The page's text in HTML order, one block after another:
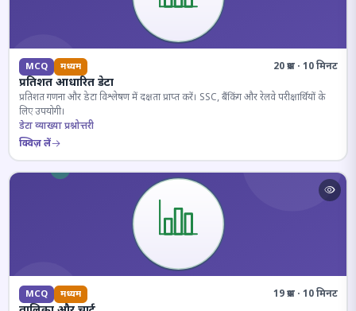
MCQ मध्यम 20 प्रश्न · 10 मिनट
प्रतिशत आधारित डेटा
प्रतिशत गणना और डेटा विश्लेषण में दक्षता प्राप्त करें। SSC, बैंकिंग और रेलवे परीक्षार्थियों के
लिए उपयोगी।
डेटा व्याख्या प्रश्नोत्तरी
क्विज़ लें
MCQ मध्यम 19 प्रश्न · 10 मिनट